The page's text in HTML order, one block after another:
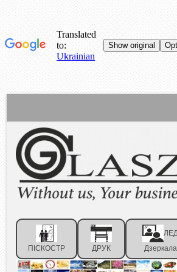
Каталоги
Технічні умови
Портфоліо
Контакти
Відгуки клієнтів
ПІСКОСТР ДРУК
ЛЕД
Дзеркала